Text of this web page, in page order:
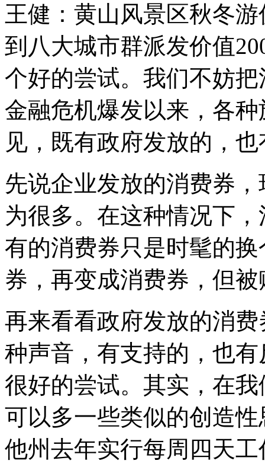
王健：黄山风景区秋冬
到八大城市群派发价值
个好的尝试。我们不妨
金融危机爆发以来，各
见，既有政府发放的，
先说企业发放的消费券
为很多。在这种情况下
有的消费券只是时髦的
券，再变成消费券，但
再来看看政府发放的消
种声音，有支持的，也
很好的尝试。其实，在
可以多一些类似的创造
他州去年实行每周四天